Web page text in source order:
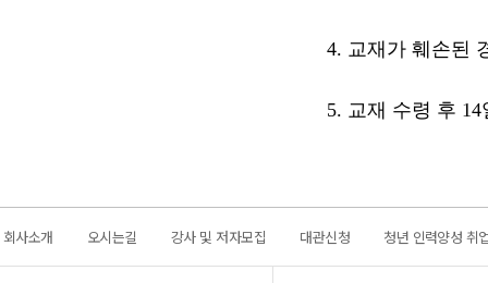
4. 교재가 훼손된
5. 교재 수령 후
회사소개 오시는길 강사 및 저자모집 대관신청 청년 인력양성 취